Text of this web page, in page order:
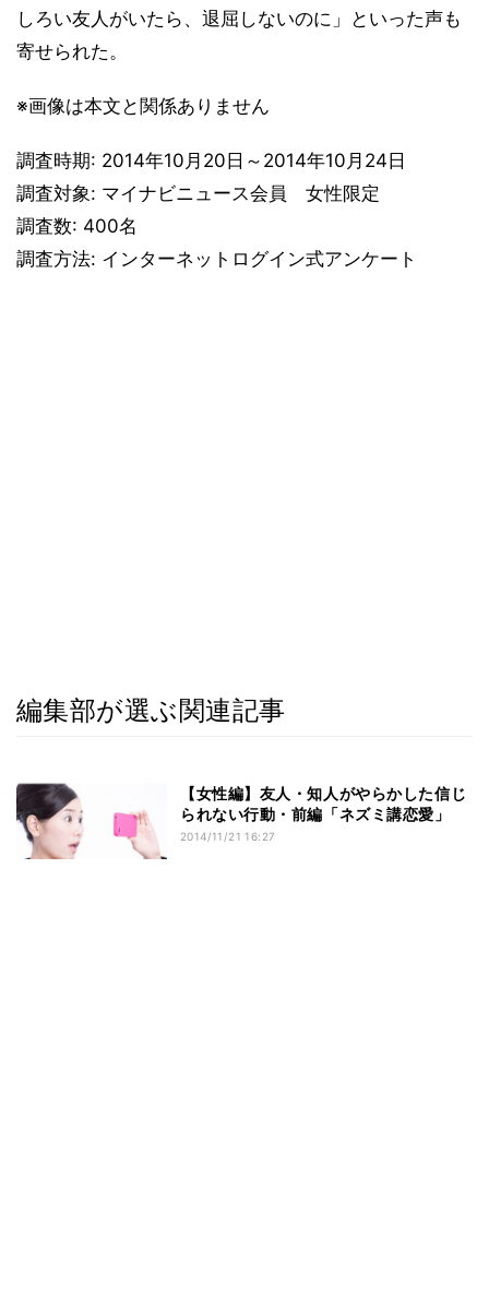
しろい友人がいたら、退屈しないのに」といった声も
寄せられた。
※画像は本文と関係ありません
調査時期: 2014年10月20日～2014年10月24日
調査対象: マイナビニュース会員 女性限定
調査数: 400名
調査方法: インターネットログイン式アンケート
編集部が選ぶ関連記事
【女性編】友人・知人がやらかした信じ
られない行動・前編「ネズミ講恋愛」
2014/11/21 16:27